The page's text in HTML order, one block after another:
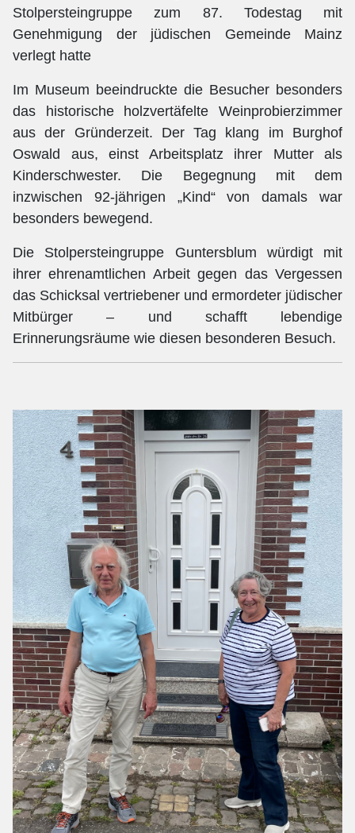
Stolpersteingruppe zum 87. Todestag mit
Genehmigung der jüdischen Gemeinde Mainz
verlegt hatte
Im Museum beeindruckte die Besucher besonders
das historische holzvertäfelte Weinprobierzimmer
aus der Gründerzeit. Der Tag klang im Burghof
Oswald aus, einst Arbeitsplatz ihrer Mutter als
Kinderschwester. Die Begegnung mit dem
inzwischen 92-jährigen „Kind“ von damals war
besonders bewegend.
Die Stolpersteingruppe Guntersblum würdigt mit
ihrer ehrenamtlichen Arbeit gegen das Vergessen
das Schicksal vertriebener und ermordeter jüdischer
Mitbürger – und schafft lebendige
Erinnerungsräume wie diesen besonderen Besuch.